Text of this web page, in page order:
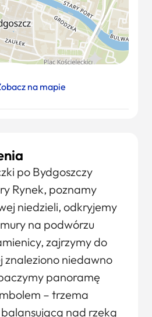
po Bydgoszczy
Rynek, poznamy
niedzieli, odkryjemy
na podwórzu
zajrzymy do
znaleziono niedawno
panoramę
– trzema
nad rzeką
na mapie